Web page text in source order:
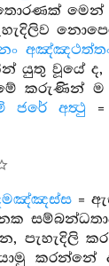
තොරණක්
වූයේ ද,
කරුණින් ම
ජරේ අත්‍ථු
=
පැහැදිලි
කරන්නේ